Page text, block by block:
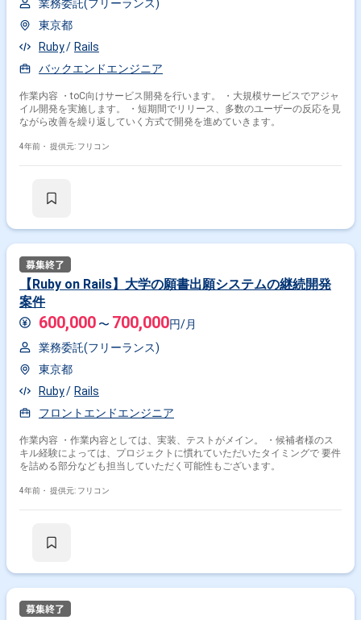
業務委託(フリーランス)
東京都
Ruby
Rails
バックエンドエンジニア
作業内容 ・toC向けサービス開発を行います。 ・大規模サービスでアジャ
イル開発を実施します。 ・短期間でリリース、多数のユーザーの反応を見
ながら改善を繰り返していく方式で開発を進めていきます。
4年前・ 提供元: フリコン
【Ruby on Rails】大学の願書出願システムの継続開発
案件
600,000 〜 700,000円/月
業務委託(フリーランス)
東京都
Ruby
Rails
フロントエンドエンジニア
作業内容 ・作業内容としては、実装、テストがメイン。 ・候補者様のス
キル経験によっては、プロジェクトに慣れていただいたタイミングで 要件
を詰める部分なども担当していただく可能性もございます。
4年前・ 提供元: フリコン
Rails × 副業
その他の条件で検索する
その他開発言語・スキルから探す
TypeScript
フロントエンドエンジニア
フルスタックエンジニア